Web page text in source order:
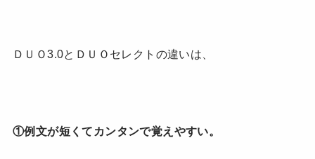
ＤＵＯ3.0とＤＵＯセレクトの違いは、
①例文が短くてカンタンで覚えやすい。